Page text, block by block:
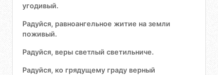
угодивый.
Радуйся, равноангельное житие на земли
поживый.
Радуйся, веры светлый светильниче.
Радуйся, ко грядущему граду верный